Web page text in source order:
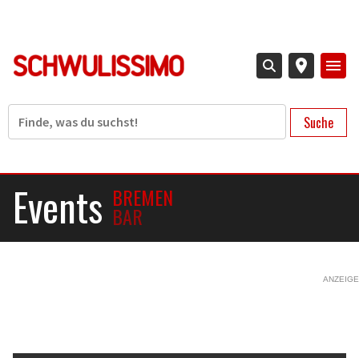
Suche
Events BREMEN
BAR
ANZEIGE